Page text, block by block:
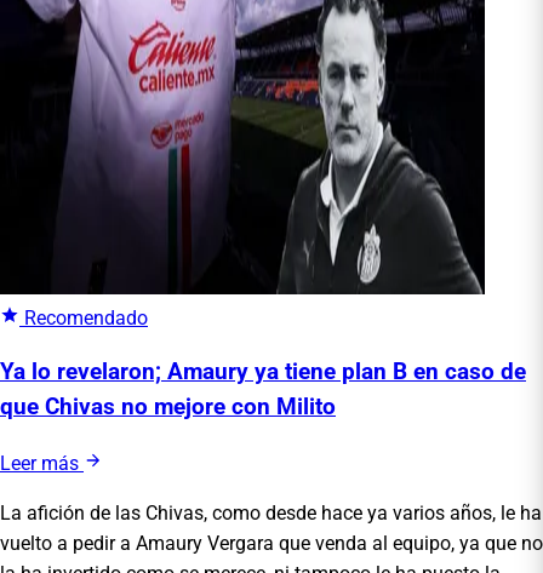
Recomendado
Ya lo revelaron; Amaury ya tiene plan B en caso de
que Chivas no mejore con Milito
Leer más
La afición de las Chivas, como desde hace ya varios años, le ha
vuelto a pedir a Amaury Vergara que venda al equipo, ya que no